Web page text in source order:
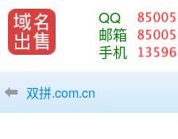
QQ
邮箱
手机
双拼.com.cn